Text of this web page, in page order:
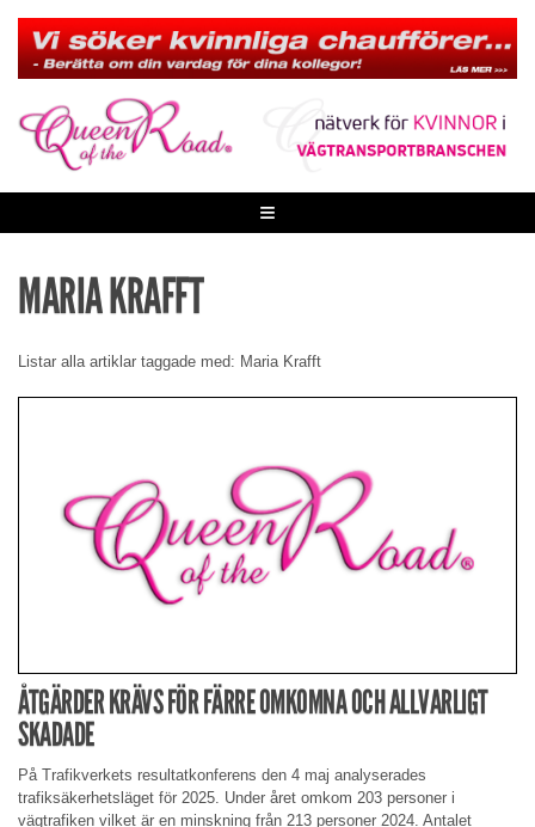
content
≡
MARIA KRAFFT
Listar alla artiklar taggade med: Maria Krafft
ÅTGÄRDER KRÄVS FÖR FÄRRE OMKOMNA OCH ALLVARLIGT
SKADADE
På Trafikverkets resultatkonferens den 4 maj analyserades
trafiksäkerhetsläget för 2025. Under året omkom 203 personer i
vägtrafiken vilket är en minskning från 213 personer 2024. Antalet